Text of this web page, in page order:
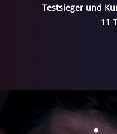
Testsieger und
11